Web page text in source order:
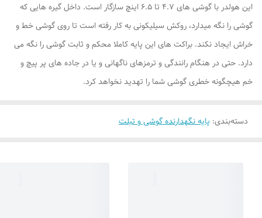
این هولدر با گوشی های 4.7 تا 6.5 اینچ سازگار است. داخل گیره هایی که
گوشی را نگه میدارد، روکش سیلیکونی به کار رفته است تا روی گوشی خط و
خراش ایجاد نکند. براکت های این پایه کاملا محکم و ثابت گوشی را نگه می
دارد. حتی در هنگام رانندگی و ترمزهای ناگهانی و یا در جاده های پر پیچ و
خم هیچگونه خطری گوشی شما را تهدید نخواهد کرد.
دسته‌بندی: پایه نگهدارنده گوشی و تبلت